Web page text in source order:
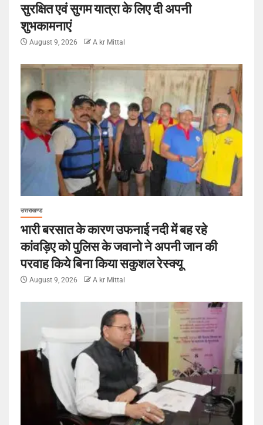
सुरक्षित एवं सुगम यात्रा के लिए दी अपनी
शुभकामनाएं
August 9, 2026 A kr Mittal
उत्तराखण्ड
भारी बरसात के कारण उफनाई नदी में बह रहे
कांवड़िए को पुलिस के जवानो ने अपनी जान की
परवाह किये बिना किया सकुशल रेस्क्यू
August 9, 2026 A kr Mittal